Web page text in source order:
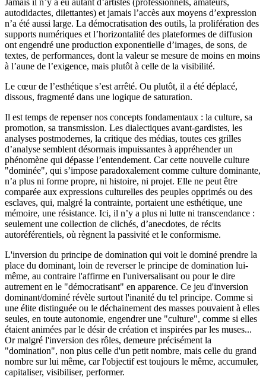
autodidactes, dilettantes) et jamais l’accès aux moyens d’expression
n’a été aussi large. La démocratisation des outils, la prolifération des
supports numériques et l’horizontalité des plateformes de diffusion
ont engendré une production exponentielle d’images, de sons, de
textes, de performances, dont la valeur se mesure de moins en moins
à l’aune de l’exigence, mais plutôt à celle de la visibilité.
Le cœur de l’esthétique s’est arrêté. Ou plutôt, il a été déplacé,
dissous, fragmenté dans une logique de saturation.
Il est temps de repenser nos concepts fondamentaux : la culture, sa
promotion, sa transmission. Les dialectiques avant-gardistes, les
analyses postmodernes, la critique des médias, toutes ces grilles
d’analyse semblent désormais impuissantes à appréhender un
phénomène qui dépasse l’entendement. Car cette nouvelle culture
"dominée", qui s’impose paradoxalement comme culture dominante,
n’a plus ni forme propre, ni histoire, ni projet. Elle ne peut être
comparée aux expressions culturelles des peuples opprimés ou des
esclaves, qui, malgré la contrainte, portaient une esthétique, une
mémoire, une résistance. Ici, il n’y a plus ni lutte ni transcendance :
seulement une collection de clichés, d’anecdotes, de récits
autoréférentiels, où règnent la passivité et le conformisme.
L'inversion du principe de domination qui voit le dominé prendre la
place du dominant, loin de reverser le principe de domination lui-
même, au contraire l'affirme en l'universalisant ou pour le dire
autrement en le "démocratisant" en apparence. Ce jeu d'inversion
dominant/dominé révèle surtout l'inanité du tel principe. Comme si
une élite distinguée ou le déchainement des masses pouvaient à elles
seules, en toute autonomie, engendrer une "culture", comme si elles
étaient animées par le désir de création et inspirées par les muses...
Or malgré l'inversion des rôles, demeure précisément la
"domination", non plus celle d'un petit nombre, mais celle du grand
nombre sur lui même, car l'objectif est toujours le même, accumuler,
capitaliser, visibiliser, performer.